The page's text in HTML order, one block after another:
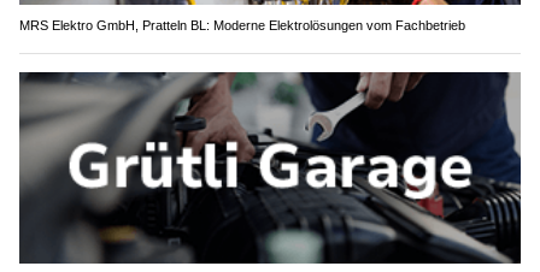
MRS Elektro GmbH, Pratteln BL: Moderne Elektrolösungen vom Fachbetrieb